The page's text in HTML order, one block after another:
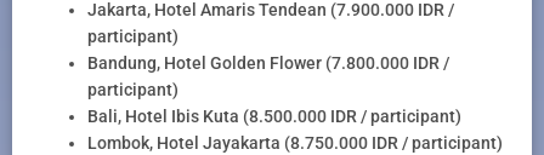
Jakarta, Hotel Amaris Tendean (7.900.000 IDR /
participant)
Bandung, Hotel Golden Flower (7.800.000 IDR /
participant)
Bali, Hotel Ibis Kuta (8.500.000 IDR / participant)
Lombok, Hotel Jayakarta (8.750.000 IDR / participant)